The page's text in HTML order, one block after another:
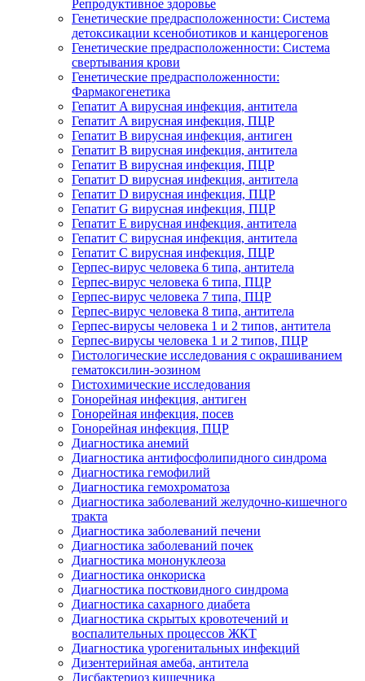
Репродуктивное здоровье
Генетические предрасположенности: Система
детоксикации ксенобиотиков и канцерогенов
Генетические предрасположенности: Система
свертывания крови
Генетические предрасположенности:
Фармакогенетика
Гепатит A вирусная инфекция, антитела
Гепатит A вирусная инфекция, ПЦР
Гепатит B вирусная инфекция, антиген
Гепатит B вирусная инфекция, антитела
Гепатит B вирусная инфекция, ПЦР
Гепатит D вирусная инфекция, антитела
Гепатит D вирусная инфекция, ПЦР
Гепатит G вирусная инфекция, ПЦР
Гепатит Е вирусная инфекция, антитела
Гепатит С вирусная инфекция, антитела
Гепатит С вирусная инфекция, ПЦР
Герпес-вирус человека 6 типа, антитела
Герпес-вирус человека 6 типа, ПЦР
Герпес-вирус человека 7 типа, ПЦР
Герпес-вирус человека 8 типа, антитела
Герпес-вирусы человека 1 и 2 типов, антитела
Герпес-вирусы человека 1 и 2 типов, ПЦР
Гистологические исследования с окрашиванием
гематоксилин-эозином
Гистохимические исследования
Гонорейная инфекция, антиген
Гонорейная инфекция, посев
Гонорейная инфекция, ПЦР
Диагностика анемий
Диагностика антифосфолипидного синдрома
Диагностика гемофилий
Диагностика гемохроматоза
Диагностика заболеваний желудочно-кишечного
тракта
Диагностика заболеваний печени
Диагностика заболеваний почек
Диагностика мононуклеоза
Диагностика онкориска
Диагностика постковидного синдрома
Диагностика сахарного диабета
Диагностика скрытых кровотечений и
воспалительных процессов ЖКТ
Диагностика урогенитальных инфекций
Дизентерийная амеба, антитела
Дисбактериоз кишечника